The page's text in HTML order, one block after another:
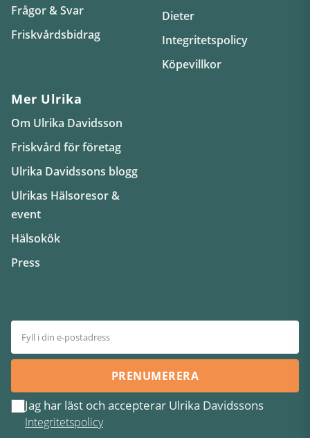
Frågor & Svar
Friskvårdsbidrag
Dieter
Integritetspolicy
Köpevillkor
Mer Ulrika
Om Ulrika Davidsson
Friskvård för företag
Ulrika Davidssons blogg
Ulrikas Hälsoresor &
event
Hälsokök
Press
PRENUMERERA
Jag har läst och accepterar Ulrika Davidssons
Integritetspolicy